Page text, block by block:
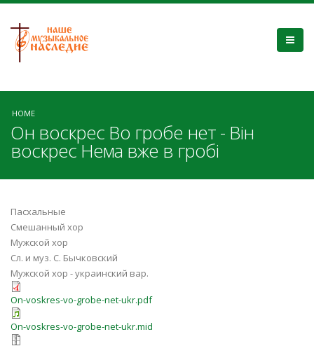
HOME
Он воскрес Во гробе нет - Він
воскрес Нема вже в гробі
Пасхальные
Смешанный хор
Мужской хор
Сл. и муз. С. Бычковский
Мужской хор - украинский вар.
On-voskres-vo-grobe-net-ukr.pdf
On-voskres-vo-grobe-net-ukr.mid